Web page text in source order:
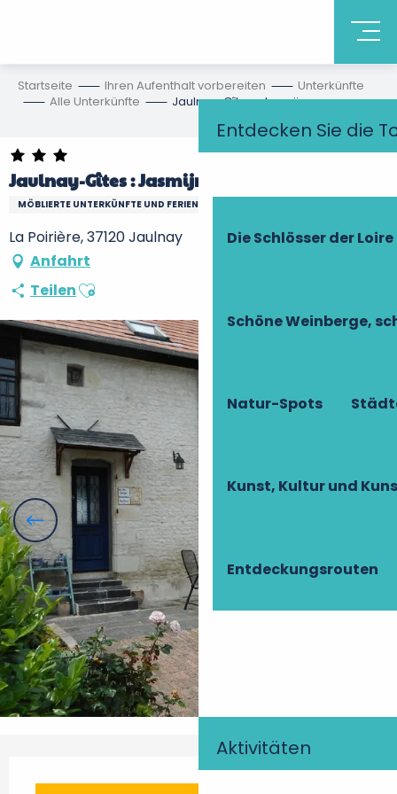
Entdecken Sie die
Die Schlösser der Loire
Schöne Weinberge,
Natur-Spots
Kunst, Kultur und
Entdeckungsrouten
Aktivitäten
Startseite Ihren Aufenthalt vorbereiten
Unterkünfte
Alle Unterkünfte
Jaulnay-Gîtes : Jasmijn
Jaulnay-Gîtes : Jasmijn
MÖBLIERTE UNTERKÜNFTE UND FERIENWOHNUNGEN
La Poirière, 37120 Jaulnay
Anfahrt
TeilenAjouter aux favoris
Öffnungszeiten & Kontaktdaten